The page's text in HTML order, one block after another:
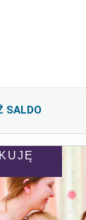
SALDO